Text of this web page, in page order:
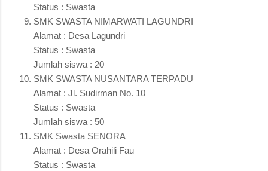
Status : Swasta
SMK SWASTA NIMARWATI LAGUNDRI
Alamat : Desa Lagundri
Status : Swasta
Jumlah siswa : 20
SMK SWASTA NUSANTARA TERPADU
Alamat : Jl. Sudirman No. 10
Status : Swasta
Jumlah siswa : 50
SMK Swasta SENORA
Alamat : Desa Orahili Fau
Status : Swasta